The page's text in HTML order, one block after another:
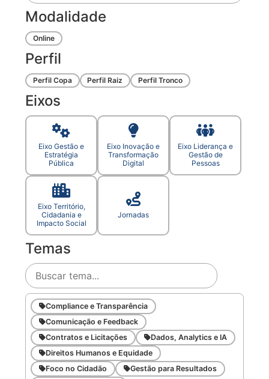
Modalidade
Online
Perfil
Perfil Copa Perfil Raiz Perfil Tronco
Eixos
Eixo Gestão e
Estratégia
Pública
Eixo Inovação e
Transformação
Digital
Eixo Liderança e
Gestão de
Pessoas
Eixo Território,
Cidadania e
Impacto Social
Jornadas
Temas
Compliance e Transparência
Comunicação e Feedback
Contratos e Licitações
Dados, Analytics e IA
Direitos Humanos e Equidade
Foco no Cidadão
Gestão para Resultados